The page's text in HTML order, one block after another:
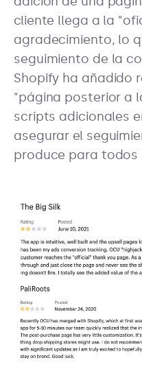
cliente llega a la
agradecimiento, lo
seguimiento de la
Shopify ha añadido
"página posterior a
scripts adicionales
asegurar el
produce para todos